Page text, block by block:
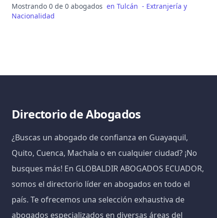
Mostrando 0 de 0 abogados en Tulcán - Extranjería y
Nacionalidad
Directorio de Abogados
¿Buscas un abogado de confianza en Guayaquil,
Quito, Cuenca, Machala o en cualquier ciudad? ¡No
busques más! En GLOBALDIR ABOGADOS ECUADOR,
somos el directorio líder en abogados en todo el
país. Te ofrecemos una selección exhaustiva de
abogados especializados en diversas áreas del